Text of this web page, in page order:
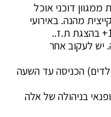
ממגוון דוכני אוכל
מהנה. באירועי
יש לעקוב אחר
הכניסה עד השעה
בניהולה של אלה